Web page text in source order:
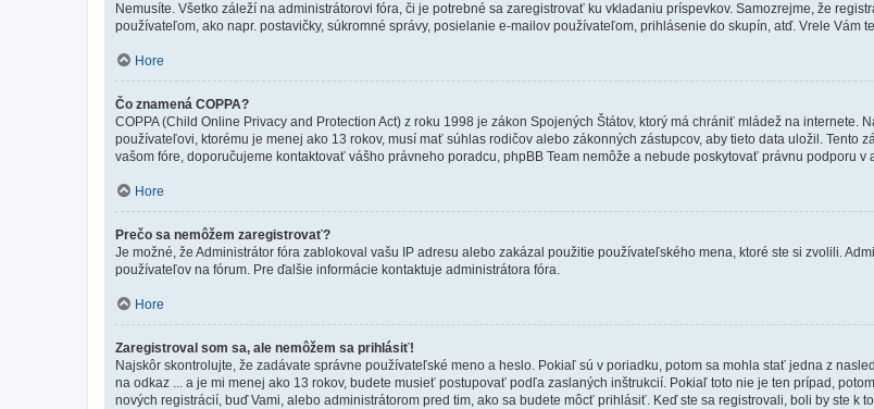
Nemusíte. Všetko záleží na administrátorovi fóra, či je potrebné sa zaregistrovať ku vkladaniu príspevkov. Samozrejme, že
používateľom, ako napr. postavičky, súkromné správy, posielanie e-mailov používateľom, prihlásenie do skupín, atď. Vrele Vám
Hore
Čo znamená COPPA?
COPPA (Child Online Privacy and Protection Act) z roku 1998 je zákon Spojených Štátov, ktorý má chrániť mládež na
používateľovi, ktorému je menej ako 13 rokov, musí mať súhlas rodičov alebo zákonných zástupcov, aby tieto data uložil. Tento
vašom fóre, doporučujeme kontaktovať vášho právneho poradcu, phpBB Team nemôže a nebude poskytovať právnu podporu v
Hore
Prečo sa nemôžem zaregistrovať?
Je možné, že Administrátor fóra zablokoval vašu IP adresu alebo zakázal použitie používateľského mena, ktoré ste si zvolili.
používateľov na fórum. Pre ďalšie informácie kontaktuje administrátora fóra.
Hore
Zaregistroval som sa, ale nemôžem sa prihlásiť!
Najskôr skontrolujte, že zadávate správne používateľské meno a heslo. Pokiaľ sú v poriadku, potom sa mohla stať jedna z
na odkaz ... a je mi menej ako 13 rokov, budete musieť postupovať podľa zaslaných inštrukcií. Pokiaľ toto nie je ten prípad,
nových registrácií, buď Vami, alebo administrátorom pred tim, ako sa budete môcť prihlásiť. Keď ste sa registrovali, boli by ste